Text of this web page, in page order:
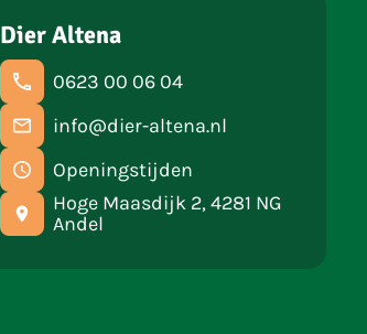
Dier Altena
0623 00 06 04
info@dier-altena.nl
Openingstijden
Hoge Maasdijk 2, 4281 NG
Andel